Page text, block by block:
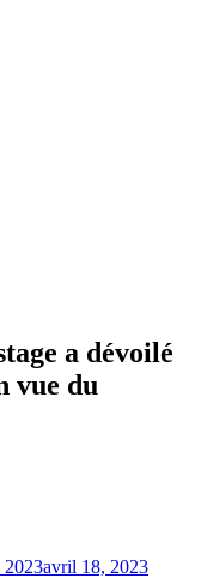
a dévoilé
vue du
2023avril 18, 2023